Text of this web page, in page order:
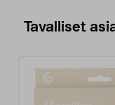
Tavalliset